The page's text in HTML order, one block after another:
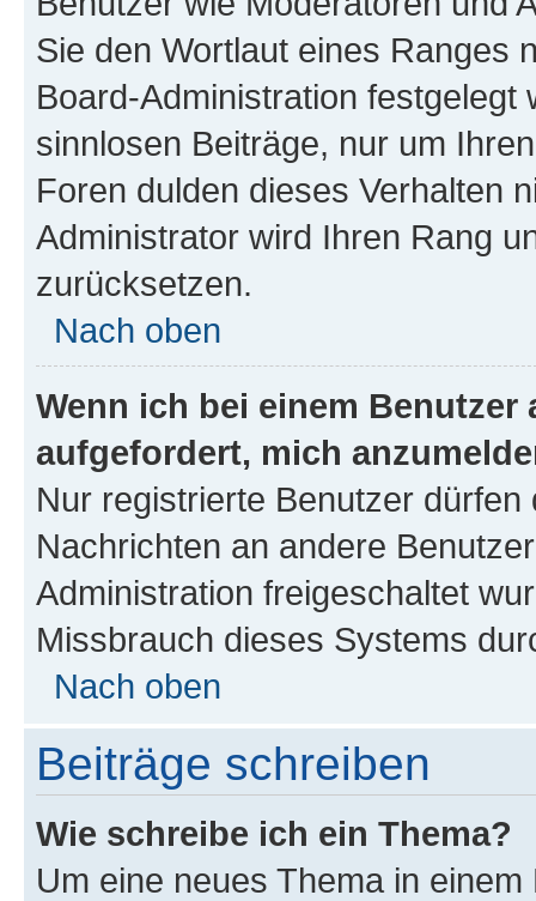
Sie den Wortlaut eines Ranges
Board-Administration
sinnlosen Beiträge, nur um
Foren dulden dieses Verhalten
Administrator wird Ihren Rang
zurücksetzen.
Nach oben
Wenn ich bei einem
aufgefordert, mich
Nur registrierte Benutzer
Nachrichten an andere
Administration freigeschaltet
Missbrauch dieses Systems
Nach oben
Beiträge schreiben
Wie schreibe ich ein Thema?
Um eine neues Thema in